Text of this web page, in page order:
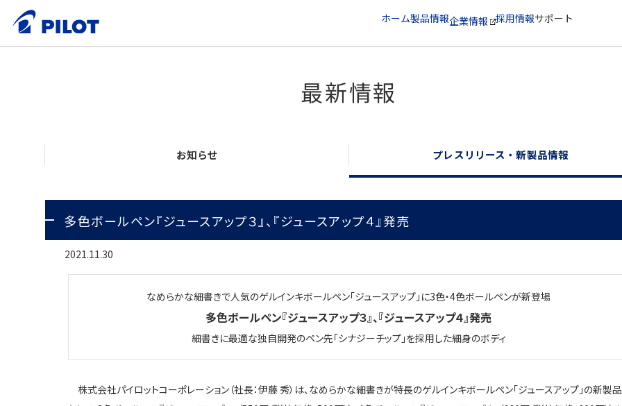
ホーム製品情報企業情報 採用情報サポート
最新情報
お知らせ プレスリリース・新製品情報
多色ボールペン『ジュースアップ３』、『ジュースアップ４』発売
2021.11.30
なめらかな細書きで人気のゲルインキボールペン「ジュースアップ」に3色・4色ボールペンが新登場
多色ボールペン『ジュースアップ３』、『ジュースアップ４』発売
細書きに最適な独自開発のペン先「シナジーチップ」を採用した細身のボディ
株式会社パイロットコーポレーション（社長：伊藤 秀）は、なめらかな細書きが特長のゲルインキボールペン「ジュースアップ」の新製品